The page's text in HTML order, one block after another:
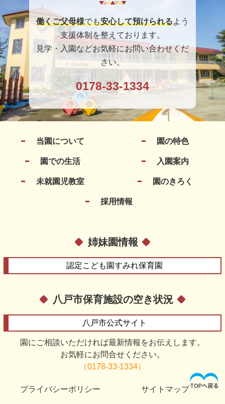
働くご父母様でも安心して預けられるよう
支援体制を整えております。
見学・入園などお気軽にお問い合わせくだ
さい。
0178-33-1334
当園について 園の特色
園での生活 入園案内
未就園児教室 園のきろく
採用情報
姉妹園情報
認定こども園すみれ保育園
八戸市保育施設の空き状況
八戸市公式サイト
園にご相談いただければ最新情報をお伝えします。
お気軽にお問合せください。
（0178-33-1334）
プライバシーポリシー サイトマップ